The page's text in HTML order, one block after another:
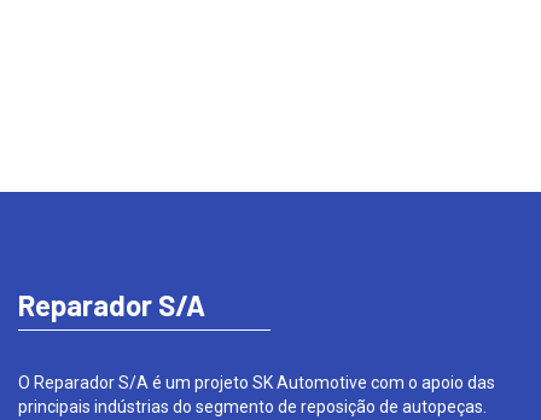
Reparador S/A
O Reparador S/A é um projeto SK Automotive com o apoio das
principais indústrias do segmento de reposição de autopeças.